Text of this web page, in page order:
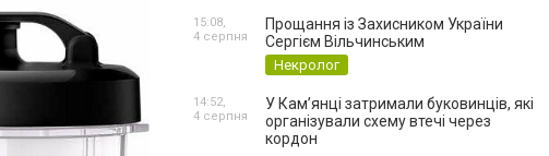
Прощання із Захисником України
Сергієм Вільчинським
Некролог
15:08,
4 серпня
У Кам’янці затримали буковинців, які
організували схему втечі через
кордон
14:52,
4 серпня